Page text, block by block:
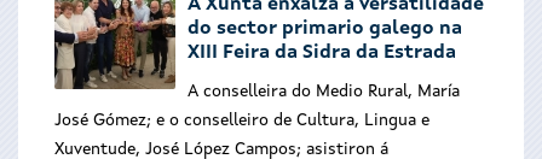
A Xunta enxalza a versatilidade
do sector primario galego na
XIII Feira da Sidra da Estrada
A conselleira do Medio Rural, María
José Gómez; e o conselleiro de Cultura, Lingua e
Xuventude, José López Campos; asistiron á